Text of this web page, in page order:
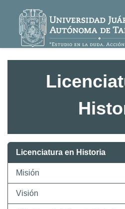
Licenciatura en Historia
Misión
Visión